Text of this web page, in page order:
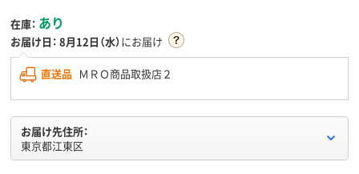
在庫： あり
お届け日： 8月12日（水）にお届け
直送品 ＭＲＯ商品取扱店２
お届け先住所：
東京都江東区